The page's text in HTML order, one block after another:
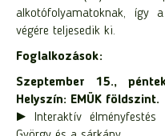
alkotófolyamatoknak, így
végére teljesedik ki.
Foglalkozások:
Szeptember 15.,
Helyszín: EMÜK földszint.
► Interaktív élményfestés